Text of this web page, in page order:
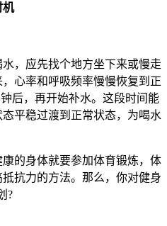
机
应先找个地方坐下来或慢走
心率和呼吸频率慢慢恢复到正
后，再开始补水。这段时间能
平稳过渡到正常状态，为喝水
康的身体就要参加体育锻炼，体
抗力的方法。那么，你对健身
?